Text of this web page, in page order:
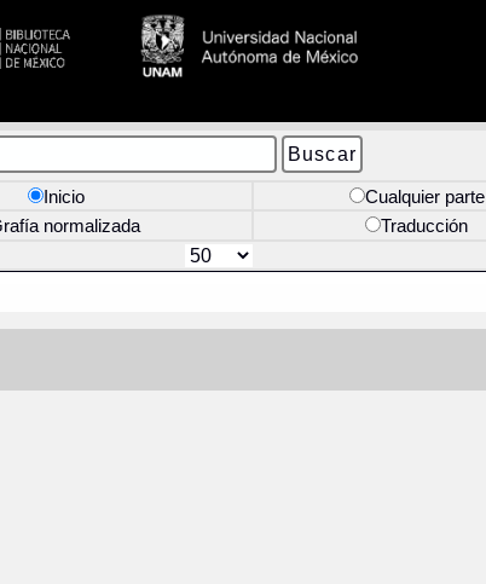
Inicio
Cualquier parte
normalizada
Traducción